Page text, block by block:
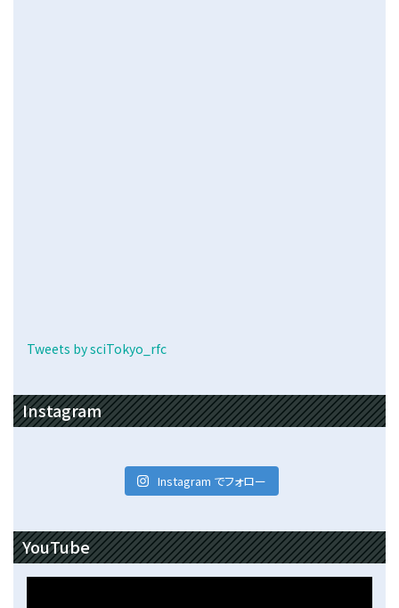
Tweets by sciTokyo_rfc
Instagram
Instagram でフォロー
YouTube